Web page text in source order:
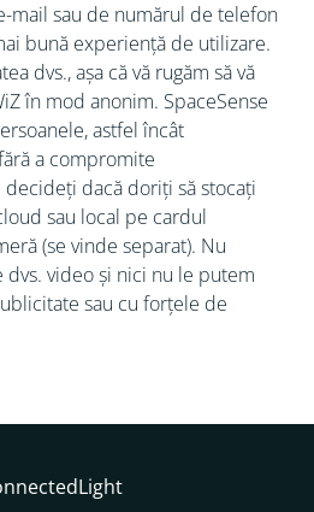
mail sau de numărul de telefon
bună experiență de utilizare.
dvs., așa că vă rugăm să vă
în mod anonim. SpaceSense
astfel încât
a compromite
decideți dacă doriți să stocați
sau local pe cardul
(se vinde separat). Nu
video și nici nu le putem
sau cu forțele de